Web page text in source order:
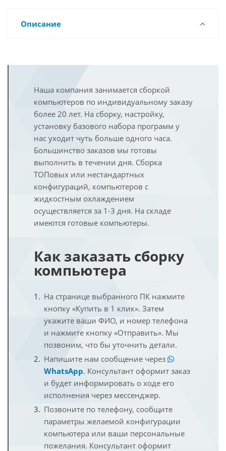
Описание
Наша компания занимается сборкой
компьютеров по индивидуальному заказу
более 20 лет. На сборку, настройку,
установку базового набора программ у
нас уходит чуть больше одного часа.
Большинство заказов мы готовы
выполнить в течении дня. Сборка
ТОПовых или нестандартных
конфигураций, компьютеров с
жидкостным охлаждением
осуществляется за 1-3 дня. На складе
имеются готовые компьютеры.
Как заказать сборку
компьютера
На странице выбранного ПК нажмите
кнопку «Купить в 1 клик». Затем
укажите ваши ФИО, и номер телефона
и нажмите кнопку «Отправить». Мы
позвоним, что бы уточнить детали.
Напишите нам сообщение через
WhatsApp. Консультант оформит заказ
и будет информировать о ходе его
исполнения через мессенджер.
Позвоните по телефону, сообщите
параметры желаемой конфигурации
компьютера или ваши персональные
пожелания. Консультант оформит